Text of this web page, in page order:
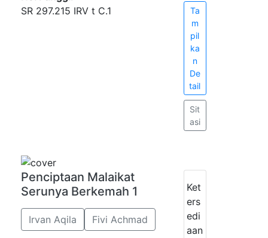
SR 297.215 IRV t C.1
Ta
m
pil
ka
n
De
tail
Sit
asi
Penciptaan Malaikat
Serunya Berkemah 1
Irvan Aqila Fivi Achmad
Ket
ers
edi
aan